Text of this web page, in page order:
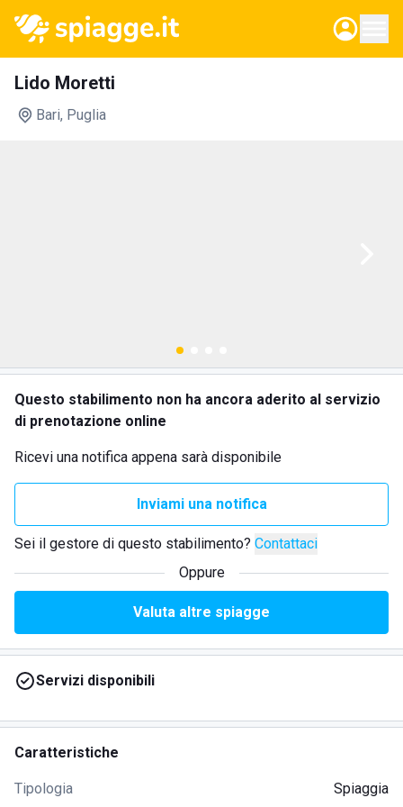
Lido Moretti
Bari, Puglia
Questo stabilimento non ha ancora aderito al servizio
di prenotazione online
Ricevi una notifica appena sarà disponibile
Inviami una notifica
Sei il gestore di questo stabilimento? Contattaci
Oppure
Valuta altre spiagge
Servizi disponibili
Caratteristiche
Tipologia Spiaggia